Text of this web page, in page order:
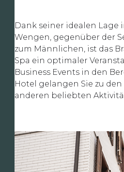
Dank seiner idealen Lage
Wengen, gegenüber der
zum Männlichen, ist das
Spa ein optimaler
Business Events in den
Hotel gelangen Sie zu
anderen beliebten
Slide 3 of 3.